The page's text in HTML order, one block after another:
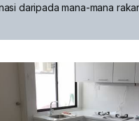
daripada mana-mana